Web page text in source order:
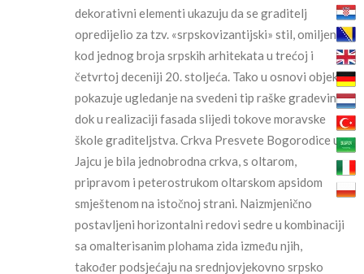
dekorativni elementi ukazuju da se graditelj
opredijelio za tzv. «srpskovizantijski» stil, omiljen
kod jednog broja srpskih arhitekata u trećoj i
četvrtoj deceniji 20. stoljeća. Tako u osnovi objekt
pokazuje ugledanje na svedeni tip raške gradevine,
dok u realizaciji fasada slijedi tokove moravske
škole graditeljstva. Crkva Presvete Bogorodice u
Jajcu je bila jednobrodna crkva, s oltarom,
pripravom i peterostrukom oltarskom apsidom
smještenom na istočnoj strani. Naizmjenično
postavljeni horizontalni redovi sedre u kombinaciji
sa omalterisanim plohama zida između njih,
također podsjećaju na srednjovjekovno srpsko